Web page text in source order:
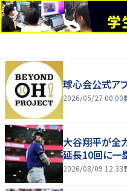
球心会公式ア
2026/05/27 00:00
大谷翔平が全
延長10回に一
2026/08/09 12:33